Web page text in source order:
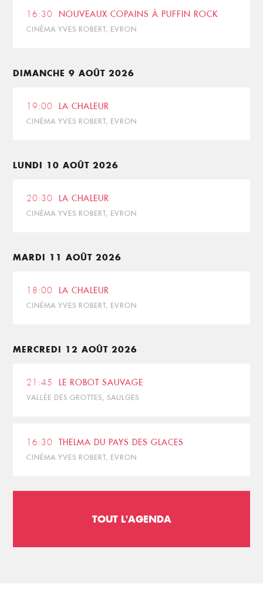
16:30 NOUVEAUX COPAINS À PUFFIN ROCK
CINÉMA YVES ROBERT, EVRON
DIMANCHE 9 AOÛT 2026
19:00 LA CHALEUR
CINÉMA YVES ROBERT, EVRON
LUNDI 10 AOÛT 2026
20:30 LA CHALEUR
CINÉMA YVES ROBERT, EVRON
MARDI 11 AOÛT 2026
18:00 LA CHALEUR
CINÉMA YVES ROBERT, EVRON
MERCREDI 12 AOÛT 2026
21:45 LE ROBOT SAUVAGE
VALLÉE DES GROTTES, SAULGES
16:30 THELMA DU PAYS DES GLACES
CINÉMA YVES ROBERT, EVRON
TOUT L'AGENDA